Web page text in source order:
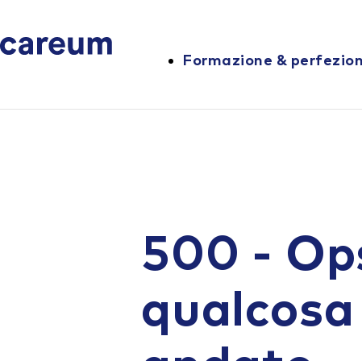
Formazione &
500 -
qualcosa